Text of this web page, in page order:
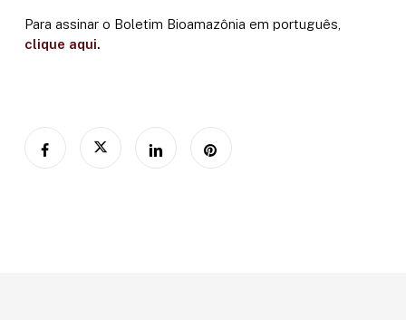
Para assinar o Boletim Bioamazônia em português,
clique aqui.